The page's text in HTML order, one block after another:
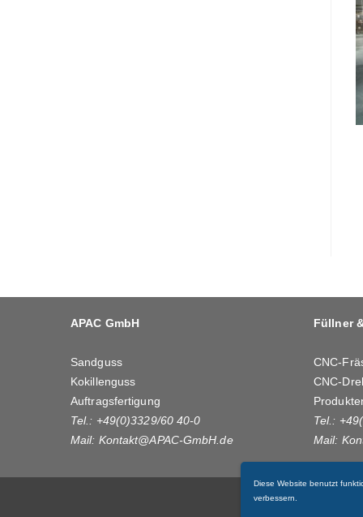
Diese Website benutzt
verbessern.
APAC GmbH
Sandguss
Kokillenguss
Auftragsfertigung
Tel.: +49(0)3329/60 40-0
Mail: Kontakt@APAC-GmbH.de
Füllner
CNC-
CNC-
Tel.:
Mail: